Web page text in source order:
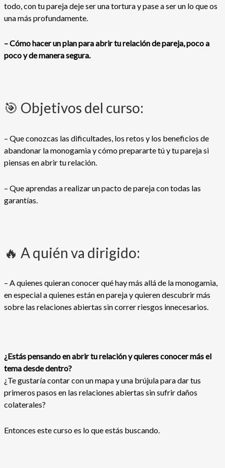
todo, con tu pareja deje ser una tortura y pase a ser un lo que os
una más profundamente.
– Cómo hacer un plan para abrir tu relación de pareja, poco a
poco y de manera segura.
🎯 Objetivos del curso:
– Que conozcas las dificultades, los retos y los beneficios de
abandonar la monogamia y cómo prepararte tú y tu pareja si
piensas en abrir tu relación.
– Que aprendas a realizar un pacto de pareja con todas las
garantías.
🔥 A quién va dirigido:
– A quienes quieran conocer qué hay más allá de la monogamia,
en especial a quienes están en pareja y quieren descubrir más
sobre las relaciones abiertas sin correr riesgos innecesarios.
¿Estás pensando en abrir tu relación y quieres conocer más el
tema desde dentro?
¿Te gustaría contar con un mapa y una brújula para dar tus
primeros pasos en las relaciones abiertas sin sufrir daños
colaterales?
Entonces este curso es lo que estás buscando.